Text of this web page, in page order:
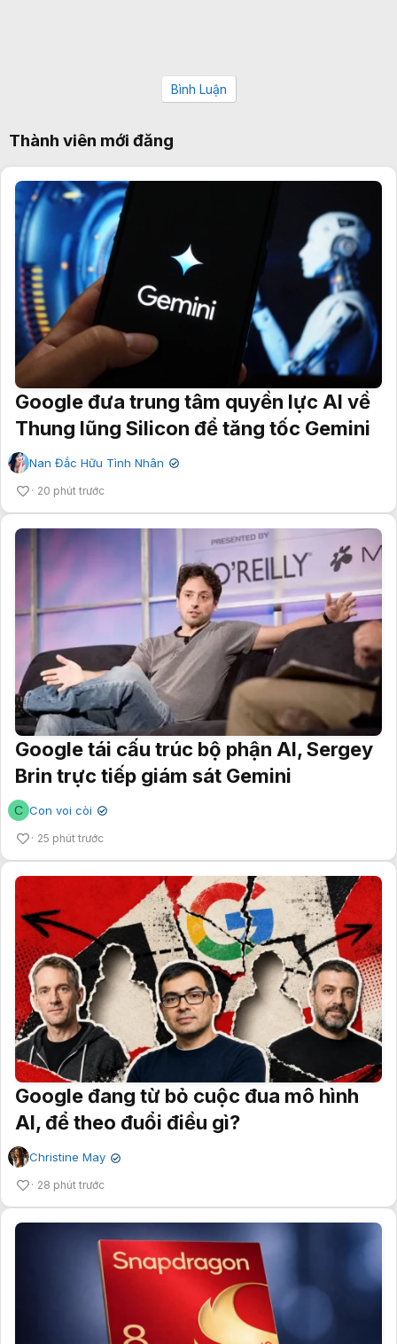
Bình Luận
Thành viên mới đăng
Google đưa trung tâm quyền lực AI về
Thung lũng Silicon để tăng tốc Gemini
Nan Đắc Hữu Tình Nhân ✔
20 phút trước
Google tái cấu trúc bộ phận AI, Sergey
Brin trực tiếp giám sát Gemini
C Con voi còi ✔
25 phút trước
Google đang từ bỏ cuộc đua mô hình
AI, để theo đuổi điều gì?
Christine May ✔
28 phút trước